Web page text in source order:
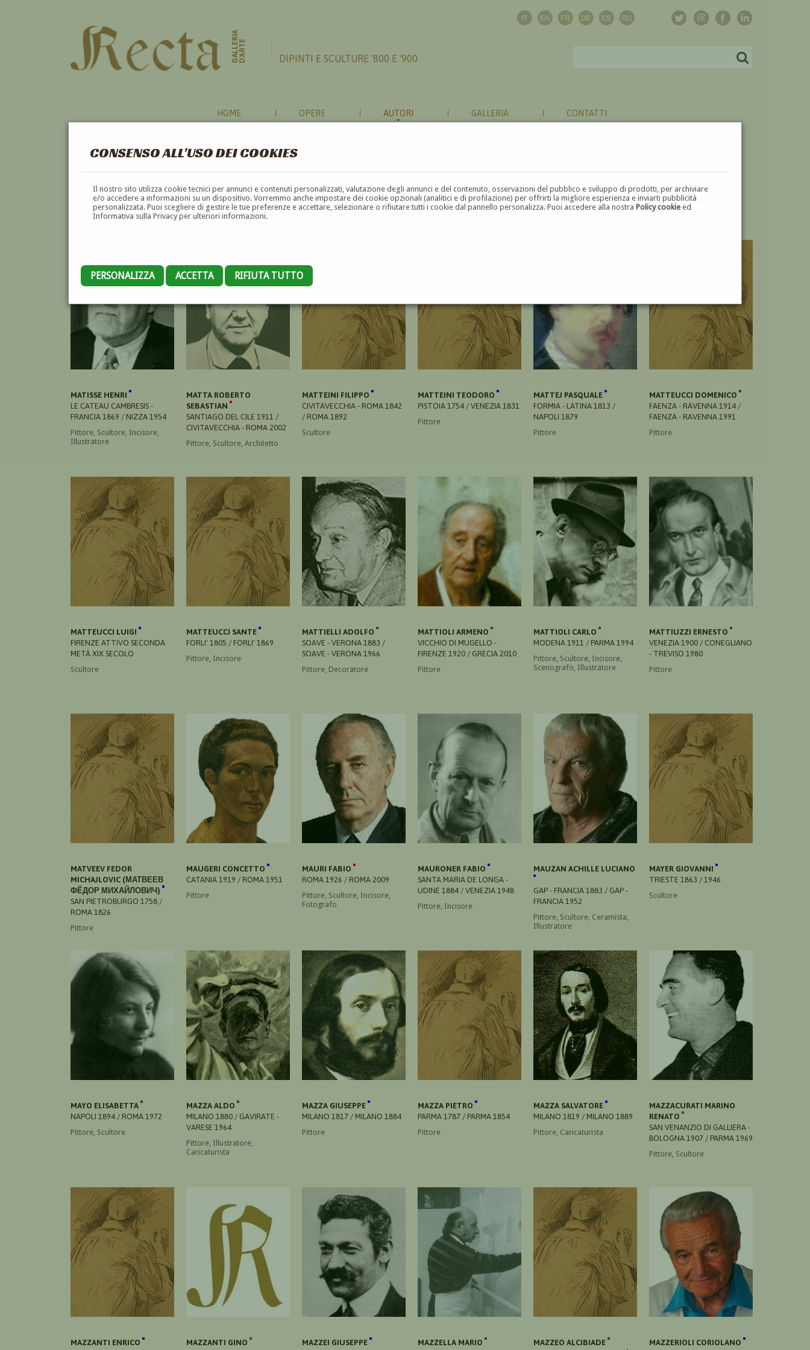
CONSENSO ALL'USO DEI COOKIES
Il nostro sito utilizza cookie tecnici per annunci e contenuti personalizzati, valutazione degli annunci e del contenuto, osservazioni del pubblico e sviluppo di prodotti, per archiviare
e/o accedere a informazioni su un dispositivo. Vorremmo anche impostare dei cookie opzionali (analitici e di profilazione) per offrirti la migliore esperienza e inviarti pubblicità
personalizzata. Puoi scegliere di gestire le tue preferenze e accettare, selezionare o rifiutare tutti i cookie dal pannello personalizza. Puoi accedere alla nostraPolicy cookie ed
Informativa sulla Privacy per ulteriori informazioni.
PERSONALIZZA ACCETTA RIFIUTA TUTTO
GALLERIAD'ARTE DIPINTI E SCULTURE '800 E '900
HOME OPERE AUTORI GALLERIA CONTATTI
AUTORI
A B C D E F G H I J K L M N O P Q R S T U V W X Y Z ⬅
MATISSE HENRI
LE CATEAU CAMBRESIS -
FRANCIA 1869 / NIZZA 1954
Pittore, Scultore, Incisore,
Illustratore
MATTA ROBERTO
SEBASTIAN
SANTIAGO DEL CILE 1911 /
CIVITAVECCHIA - ROMA 2002
Pittore, Scultore, Architetto
MATTEINI FILIPPO
CIVITAVECCHIA - ROMA 1842
/ ROMA 1892
Scultore
MATTEINI TEODORO
PISTOIA 1754 / VENEZIA 1831
Pittore
MATTEJ PASQUALE
FORMIA - LATINA 1813 /
NAPOLI 1879
Pittore
MATTEUCCI DOMENICO
FAENZA - RAVENNA 1914 /
FAENZA - RAVENNA 1991
Pittore
MATTEUCCI LUIGI
FIRENZE ATTIVO SECONDA
METÀ XIX SECOLO
Scultore
MATTEUCCI SANTE
FORLI' 1805 / FORLI' 1869
Pittore, Incisore
MATTIELLI ADOLFO
SOAVE - VERONA 1883 /
SOAVE - VERONA 1966
Pittore, Decoratore
MATTIOLI ARMENO
VICCHIO DI MUGELLO -
FIRENZE 1920 / GRECIA 2010
Pittore
MATTIOLI CARLO
MODENA 1911 / PARMA 1994
Pittore, Scultore, Incisore,
Scenografo, Illustratore
MATTIUZZI ERNESTO
VENEZIA 1900 / CONEGLIANO
- TREVISO 1980
Pittore
MATVEEV FEDOR
MICHAJLOVIC (МАТВЕЕВ
ФЁДОР МИХАЙЛОВИЧ)
SAN PIETROBURGO 1758 /
ROMA 1826
Pittore
MAUGERI CONCETTO
CATANIA 1919 / ROMA 1951
Pittore
MAURI FABIO
ROMA 1926 / ROMA 2009
Pittore, Scultore, Incisore,
Fotografo
MAURONER FABIO
SANTA MARIA DE LONGA -
UDINE 1884 / VENEZIA 1948
Pittore, Incisore
MAUZAN ACHILLE LUCIANO
GAP - FRANCIA 1883 / GAP -
FRANCIA 1952
Pittore, Scultore, Ceramista,
Illustratore
MAYER GIOVANNI
TRIESTE 1863 / 1946
Scultore
MAYO ELISABETTA
NAPOLI 1894 / ROMA 1972
Pittore, Scultore
MAZZA ALDO
MILANO 1880 / GAVIRATE -
VARESE 1964
Pittore, Illustratore,
Caricaturista
MAZZA GIUSEPPE
MILANO 1817 / MILANO 1884
Pittore
MAZZA PIETRO
PARMA 1787 / PARMA 1854
Pittore
MAZZA SALVATORE
MILANO 1819 / MILANO 1889
Pittore, Caricaturista
MAZZACURATI MARINO
RENATO
SAN VENANZIO DI GALLIERA -
BOLOGNA 1907 / PARMA 1969
Pittore, Scultore
MAZZANTI ENRICO
MAZZANTI GINO
MAZZEI GIUSEPPE
MAZZELLA MARIO
MAZZEO ALCIBIADE
MAZZERIOLI CORIOLANO